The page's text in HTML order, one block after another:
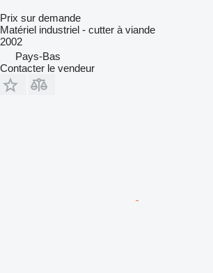
Prix sur demande
Matériel industriel - cutter à viande
2002
Pays-Bas
Contacter le vendeur